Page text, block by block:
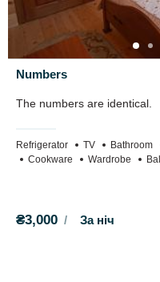
Numbers
The numbers are identical.
Refrigerator TV Bathroom
Cookware
Wardrobe
₴3,000 За ніч